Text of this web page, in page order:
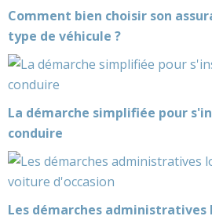
Comment bien choisir son
type de véhicule ?
La démarche simplifiée pour
conduire
Les démarches administratives